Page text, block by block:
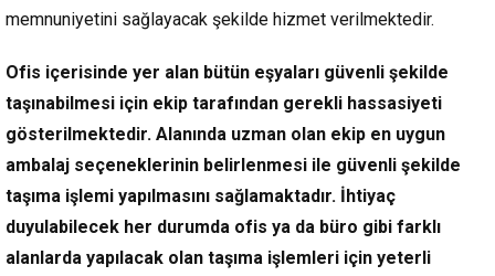
memnuniyetini sağlayacak şekilde hizmet verilmektedir.
Ofis içerisinde yer alan bütün eşyaları güvenli şekilde
taşınabilmesi için ekip tarafından gerekli hassasiyeti
gösterilmektedir. Alanında uzman olan ekip en uygun
ambalaj seçeneklerinin belirlenmesi ile güvenli şekilde
taşıma işlemi yapılmasını sağlamaktadır. İhtiyaç
duyulabilecek her durumda ofis ya da büro gibi farklı
alanlarda yapılacak olan taşıma işlemleri için yeterli